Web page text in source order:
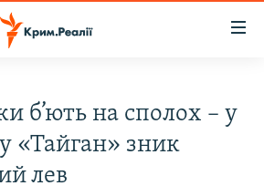
б’ють на сполох – у
«Тайган» зник
лев